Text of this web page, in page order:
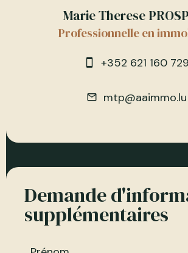
Marie Therese
Professionnelle en
+352 621 160 729
mtp@aaimmo.lu
Demande
supplémentaires